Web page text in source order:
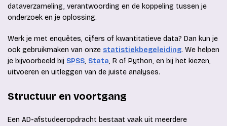
dataverzameling, verantwoording en de koppeling tussen je
onderzoek en je oplossing.
Werk je met enquêtes, cijfers of kwantitatieve data? Dan kun je
ook gebruikmaken van onze statistiekbegeleiding. We helpen
je bijvoorbeeld bij SPSS, Stata, R of Python, en bij het kiezen,
uitvoeren en uitleggen van de juiste analyses.
Structuur en voortgang
Een AD-afstudeeropdracht bestaat vaak uit meerdere